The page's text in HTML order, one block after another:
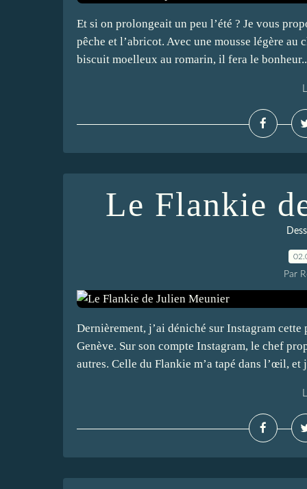
Et si on prolongeait un peu l’été ? Je vous
pêche et l’abricot. Avec une mousse légère
biscuit moelleux au romarin, il fera le
Le Flankie
Par
Dernièrement, j’ai déniché sur Instagram
Genève. Sur son compte Instagram, le chef
autres. Celle du Flankie m’a tapé dans l’œil, et